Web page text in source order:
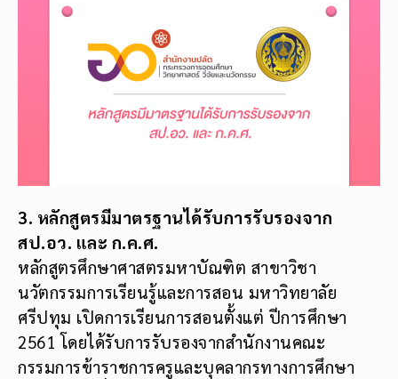
3. หลักสูตรมีมาตรฐานได้รับการรับรองจาก
สป.อว. และ ก.ค.ศ.
หลักสูตรศึกษาศาสตรมหาบัณฑิต สาขาวิชา
นวัตกรรมการเรียนรู้และการสอน มหาวิทยาลัย
ศรีปทุม เปิดการเรียนการสอนตั้งแต่ ปีการศึกษา
2561 โดยได้รับการรับรองจากสำนักงานคณะ
กรรมการข้าราชการครูและบุคลากรทางการศึกษา